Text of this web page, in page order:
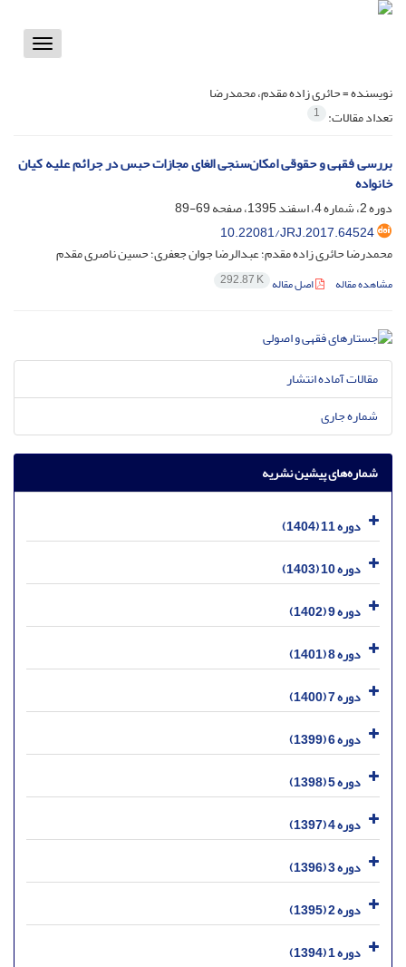
Toggle
نویسنده =حائری زاده مقدم، محمدرضا
تعداد مقالات: 1
بررسی فقهی و حقوقی امکان‌سنجی الغای مجازات حبس در جرائم‌ علیه کیان
خانواده
دوره 2، شماره 4، اسفند 1395، صفحه
69-89
10.22081/JRJ.2017.64524
محمدرضا حائری زاده مقدم؛ عبدالرضا جوان جعفری؛ حسین ناصری مقدم
مشاهده مقاله اصل مقاله 292.87 K
مقالات آماده انتشار
شماره جاری
شماره‌های پیشین نشریه
دوره 11 (1404)
دوره 10 (1403)
دوره 9 (1402)
دوره 8 (1401)
دوره 7 (1400)
دوره 6 (1399)
دوره 5 (1398)
دوره 4 (1397)
دوره 3 (1396)
دوره 2 (1395)
دوره 1 (1394)